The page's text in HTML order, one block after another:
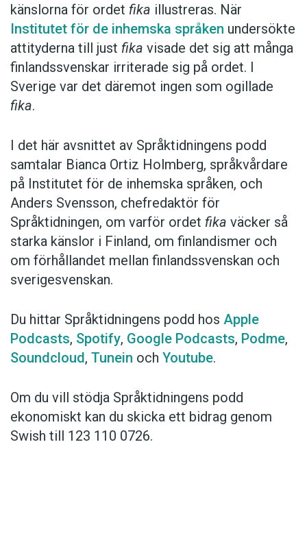
Hantera cookie-inställningar
känslorna för ordet fika illustreras. När
Institutet för de inhemska språken undersökte
attityderna till just fika visade det sig att många
finlandssvenskar irriterade sig på ordet. I
Sverige var det däremot ingen som ogillade
fika.
I det här avsnittet av Språktidningens podd
samtalar Bianca Ortiz Holmberg, språkvårdare
på Institutet för de inhemska språken, och
Anders Svensson, chefredaktör för
Språktidningen, om varför ordet fika väcker så
starka känslor i Finland, om finlandismer och
om förhållandet mellan finlandssvenskan och
sverigesvenskan.
Du hittar Språktidningens podd hos Apple
Podcasts, Spotify, Google Podcasts, Podme,
Soundcloud, Tunein och Youtube.
Om du vill stödja Språktidningens podd
ekonomiskt kan du skicka ett bidrag genom
Swish till 123 110 0726.